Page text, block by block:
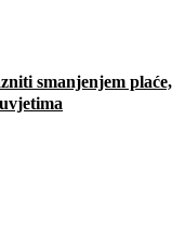
smanjenjem plaće,